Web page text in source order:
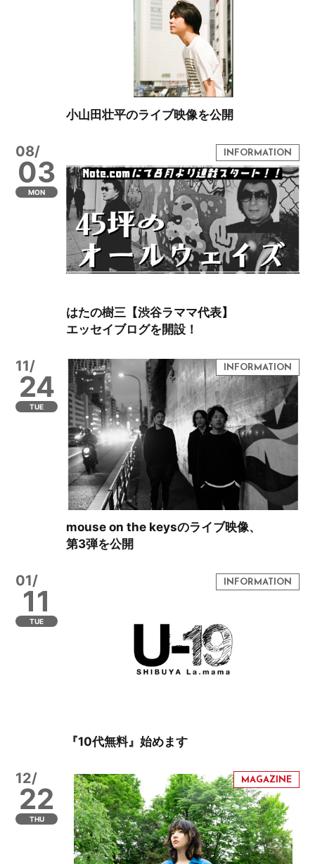
小山田壮平のライブ映像を公開
08/
03
MON
はたの樹三【渋谷ラママ代表】
エッセイブログを開設！
11/
24
TUE
mouse on the keysのライブ映像、
第3弾を公開
01/
11
TUE
『10代無料』始めます
12/
22
THU